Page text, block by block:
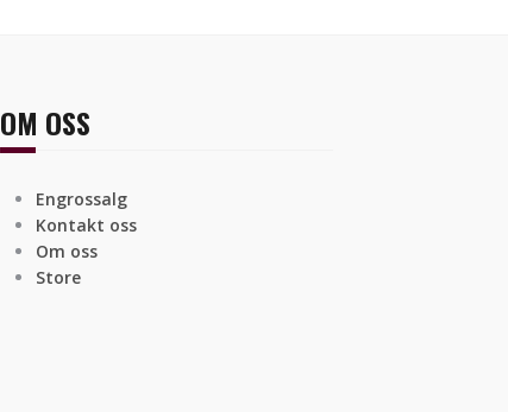
OM OSS
Engrossalg
Kontakt oss
Om oss
Store